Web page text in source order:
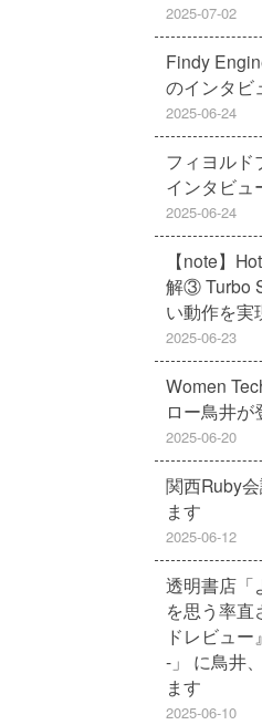
2025-07-02
Findy
のインタビ
2025-06-24
フィヨルド
インタビュ
2025-06-24
【note】
解③ Turbo
い動作を実
2025-06-23
Women
ロー鳥井が
2025-06-20
関西Ruby
ます
2025-06-12
透明書店「
を思う率直
ドレビュ
-」 に鳥井
ます
2025-06-10